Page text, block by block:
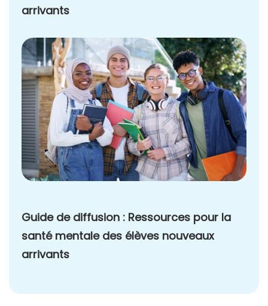
arrivants
Guide de diffusion : Ressources pour la
santé mentale des élèves nouveaux
arrivants